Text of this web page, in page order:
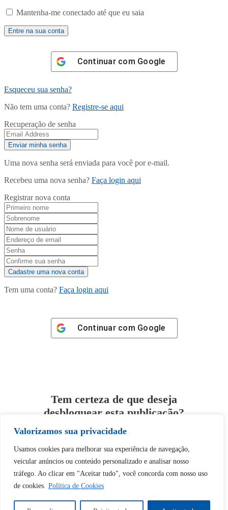
Valorizamos sua privacidade
Usamos cookies para melhorar sua experiência de navegação,
veicular anúncios ou conteúdo personalizado e analisar nosso
tráfego. Ao clicar em "Aceitar tudo", você concorda com nosso uso
de cookies. Política de Cookies
Mantenha-me conectado até que eu saia
Continuar com Google
Esqueceu sua senha?
Não tem uma conta? Registre-se aqui
Recuperação de senha
Uma nova senha será enviada para você por e-mail.
Recebeu uma nova senha? Faça login aqui
Registrar nova conta
Tem uma conta? Faça login aqui
Continuar com Google
Tem certeza de que deseja
desbloquear esta publicação?
Sim Não